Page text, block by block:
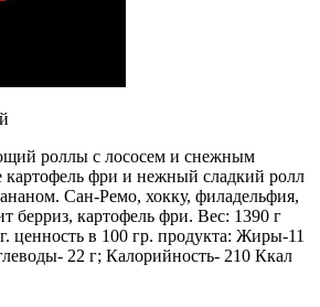
роллы с лососем и снежным
картофель фри и нежный сладкий ролл
Сан-Ремо, хокку, филадельфия,
берриз, картофель фри. Вес: 1390 г
ценность в 100 гр. продукта: Жиры-11
22 г; Калорийность- 210 Ккал